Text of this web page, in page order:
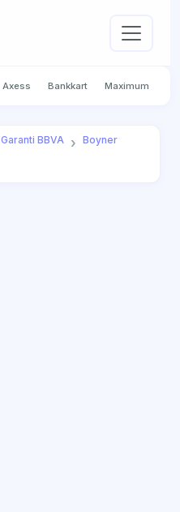
Axess Bankkart Maximum
Garanti BBVA
Boyner